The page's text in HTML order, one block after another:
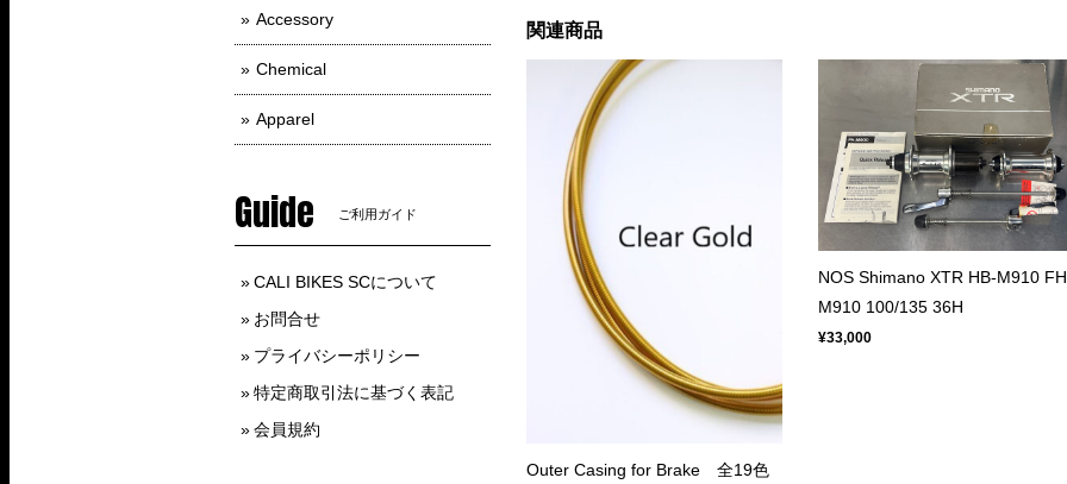
関連商品
Outer Casing for Brake 全19色
NOS Shimano XTR HB-M910
M910 100/135 36H
¥33,000
Accessory
Chemical
Apparel
Guide ご利用ガイド
CALI BIKES SCについて
お問合せ
プライバシーポリシー
特定商取引法に基づく表記
会員規約